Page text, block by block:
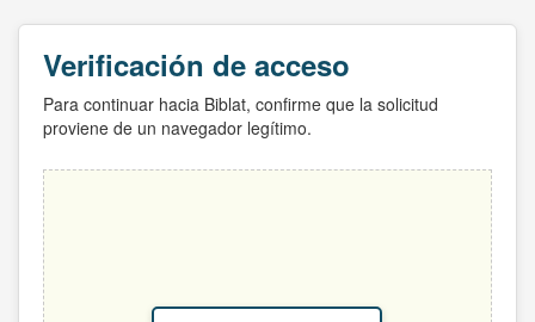
Verificación de acceso
Para continuar hacia Biblat, confirme que la solicitud
proviene de un navegador legítimo.